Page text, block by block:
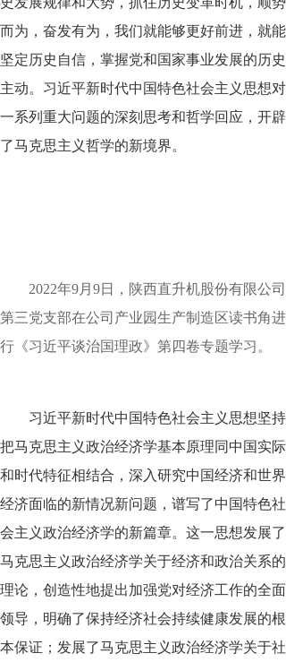
而为，奋发有为，我们就能够更好前进，就能
坚定历史自信，掌握党和国家事业发展的历史
主动。习近平新时代中国特色社会主义思想对
一系列重大问题的深刻思考和哲学回应，开辟
了马克思主义哲学的新境界。
2022年9月9日，陕西直升机股份有限公司
第三党支部在公司产业园生产制造区读书角进
行《习近平谈治国理政》第四卷专题学习。
习近平新时代中国特色社会主义思想坚持
把马克思主义政治经济学基本原理同中国实际
和时代特征相结合，深入研究中国经济和世界
经济面临的新情况新问题，谱写了中国特色社
会主义政治经济学的新篇章。这一思想发展了
马克思主义政治经济学关于经济和政治关系的
理论，创造性地提出加强党对经济工作的全面
领导，明确了保持经济社会持续健康发展的根
本保证；发展了马克思主义政治经济学关于社